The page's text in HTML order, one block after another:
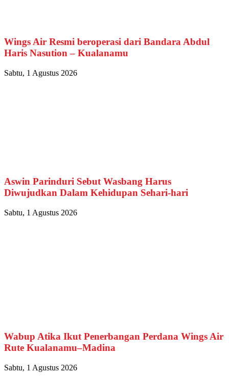
Wings Air Resmi beroperasi dari Bandara Abdul
Haris Nasution – Kualanamu
Sabtu, 1 Agustus 2026
Aswin Parinduri Sebut Wasbang Harus
Diwujudkan Dalam Kehidupan Sehari-hari
Sabtu, 1 Agustus 2026
Wabup Atika Ikut Penerbangan Perdana Wings Air
Rute Kualanamu–Madina
Sabtu, 1 Agustus 2026